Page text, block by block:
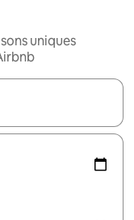
uniques
utilisez les flèches